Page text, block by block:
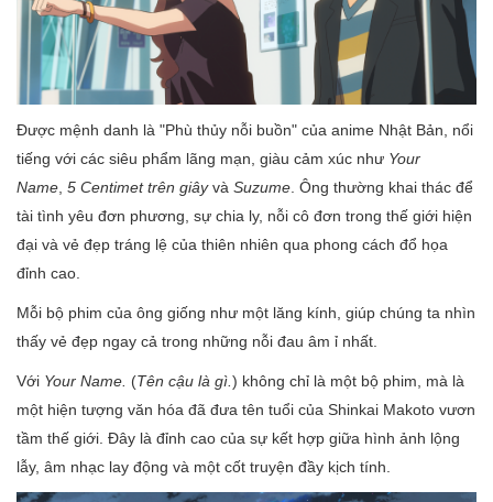
Được mệnh danh là "Phù thủy nỗi buồn" của anime Nhật Bản, nổi
tiếng với các siêu phẩm lãng mạn, giàu cảm xúc như Your
Name 5 Centimet trên giâyvà Suzume . Ông thường khai thác để
tài tình yêu đơn phương, sự chia ly, nỗi cô đơn trong thế giới hiện
đại và vẻ đẹp tráng lệ của thiên nhiên qua phong cách đổ họa
đỉnh cao.
Mỗi bộ phim của ông giống như một lăng kính, giúp chúng ta nhìn
thấy vẻ đẹp ngay cả trong những nỗi đau âm ỉ nhất.
Với Your Name. (Tên cậu là gì. ) không chỉ là một bộ phim, mà là
một hiện tượng văn hóa đã đưa tên tuổi của Shinkai Makoto vươn
tầm thế giới. Đây là đỉnh cao của sự kết hợp giữa hình ảnh lộng
lẫy, âm nhạc lay động và một cốt truyện đầy kịch tính.